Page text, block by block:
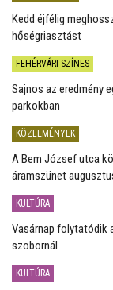
Kedd éjfélig
hőségriasztást
FEHÉRVÁRI SZÍNES
Sajnos az eredmény
parkokban
KÖZLEMÉNYEK
A Bem József utca
áramszünet
KULTÚRA
Vasárnap folytatódik
szobornál
KULTÚRA